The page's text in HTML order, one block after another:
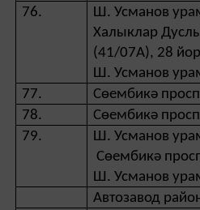
76.
Ш. Усманов
Халыклар
(41/07А), 28
Ш. Усманов
77.
Сөембикә
78.
Сөембикә
79.
Ш. Усманов
Сөембикә
Ш. Усманов
Автозавод